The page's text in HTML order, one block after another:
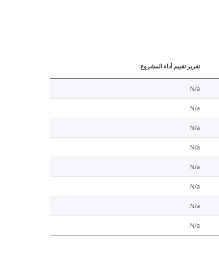
تقرير تقييم أداء المشروع:
N/a
N/a
N/a
N/a
N/a
N/a
N/a
N/a